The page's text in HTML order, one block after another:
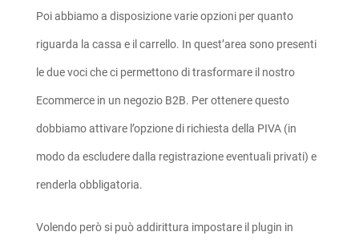
Poi abbiamo a disposizione varie opzioni per quanto
riguarda la cassa e il carrello. In quest’area sono presenti
le due voci che ci permettono di trasformare il nostro
Ecommerce in un negozio B2B. Per ottenere questo
dobbiamo attivare l’opzione di richiesta della PIVA (in
modo da escludere dalla registrazione eventuali privati) e
renderla obbligatoria.
Volendo però si può addirittura impostare il plugin in